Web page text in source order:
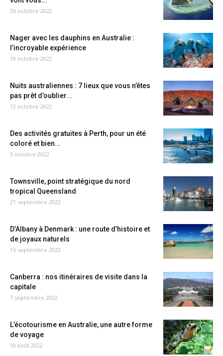
26 octobre 2022
Nager avec les dauphins en Australie :
l’incroyable expérience
19 octobre 2022
Nuits australiennes : 7 lieux que vous n’êtes
pas prêt d’oublier...
12 octobre 2022
Des activités gratuites à Perth, pour un été
coloré et bien...
5 octobre 2022
Townsville, point stratégique du nord
tropical Queensland
21 septembre 2022
D’Albany à Denmark : une route d’histoire et
de joyaux naturels
15 septembre 2022
Canberra : nos itinéraires de visite dans la
capitale
7 septembre 2022
L’écotourisme en Australie, une autre forme
de voyage
10 août 2022